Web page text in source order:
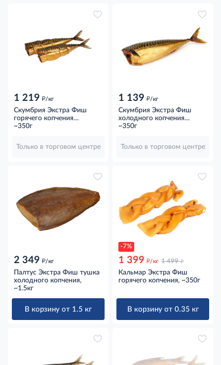
1 219 д/кг
Скумбрия Экстра Фиш
горячего копчения
потрошеная без головы,
~350г
Только в торговом центре
1 139 д/кг
Скумбрия Экстра Фиш
холодного копчения
потрошеная без головы,
~350г
Только в торговом центре
2 349 д/кг
Палтус Экстра Фиш тушка
холодного копчения,
~1.5кг
В корзину от 1.5 кг
-7%
1 399 д/кг 1 499 д
Кальмар Экстра Фиш
горячего копчения, ~350г
В корзину от 0.35 кг